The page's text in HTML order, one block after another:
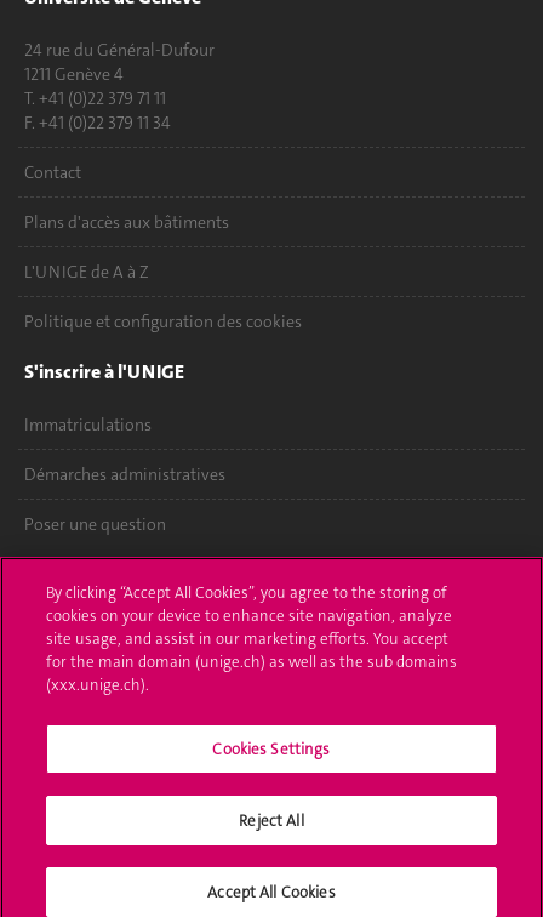
24 rue du Général-Dufour
1211 Genève 4
T. +41 (0)22 379 71 11
F. +41 (0)22 379 11 34
Contact
Plans d'accès aux bâtiments
L'UNIGE de A à Z
Politique et configuration des cookies
S'inscrire à l'UNIGE
Immatriculations
Démarches administratives
Poser une question
UNIGE Mobile
Médias
Offres d'emploi
Bibliothèque
Médias sociaux UNIGE
By clicking “Accept All Cookies”, you agree to the storing of
cookies on your device to enhance site navigation, analyze
site usage, and assist in our marketing efforts. You accept
for the main domain (unige.ch) as well as the sub domains
(xxx.unige.ch).
Cookies Settings
Reject All
Accept All Cookies